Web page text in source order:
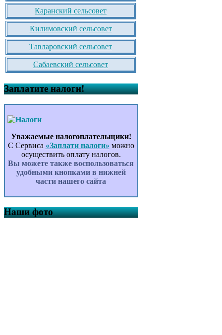
Каранский сельсовет
Килимовский сельсовет
Тавларовский сельсовет
Сабаевский сельсовет
Заплатите налоги!
Уважаемые налогоплательщики!
С Сервиса «Заплати налоги» можно
осуществить оплату налогов.
Вы можете также воспользоваться
удобными кнопками в нижней
части нашего сайта
Наши фото